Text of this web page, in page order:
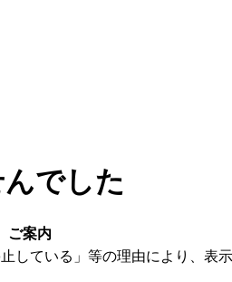
でした
ご案内
している」等の理由により、表示